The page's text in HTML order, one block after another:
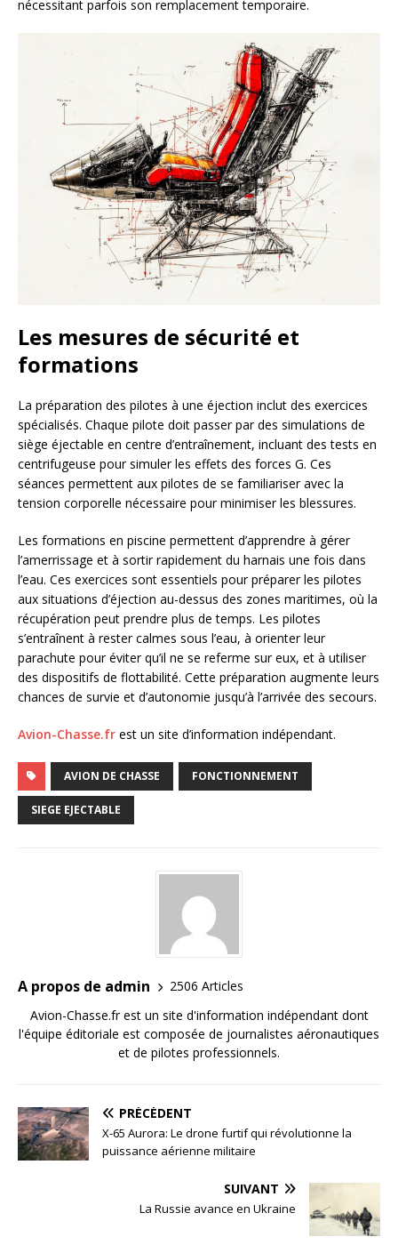
nécessitant parfois son remplacement temporaire.
Les mesures de sécurité et
formations
La préparation des pilotes à une éjection inclut des exercices
spécialisés. Chaque pilote doit passer par des simulations de
siège éjectable en centre d’entraînement, incluant des tests en
centrifugeuse pour simuler les effets des forces G. Ces
séances permettent aux pilotes de se familiariser avec la
tension corporelle nécessaire pour minimiser les blessures.
Les formations en piscine permettent d’apprendre à gérer
l’amerrissage et à sortir rapidement du harnais une fois dans
l’eau. Ces exercices sont essentiels pour préparer les pilotes
aux situations d’éjection au-dessus des zones maritimes, où la
récupération peut prendre plus de temps. Les pilotes
s’entraînent à rester calmes sous l’eau, à orienter leur
parachute pour éviter qu’il ne se referme sur eux, et à utiliser
des dispositifs de flottabilité. Cette préparation augmente leurs
chances de survie et d’autonomie jusqu’à l’arrivée des secours.
Avion-Chasse.fr est un site d’information indépendant.
AVION DE CHASSE FONCTIONNEMENT
SIEGE EJECTABLE
A propos de admin
2506 Articles
Avion-Chasse.fr est un site d'information indépendant dont
l'équipe éditoriale est composée de journalistes aéronautiques
et de pilotes professionnels.
PRÉCÉDENT
X-65 Aurora: Le drone furtif qui révolutionne la
puissance aérienne militaire
SUIVANT
La Russie avance en Ukraine